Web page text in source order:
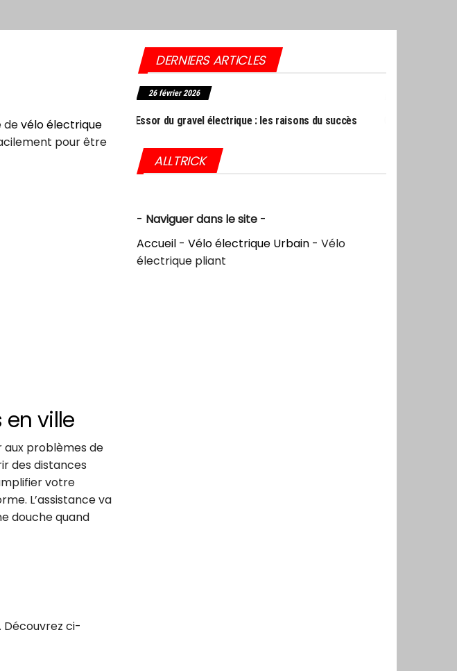
devélo électrique
pour être
ville
aux problèmes de
des distances
votre
L’assistance va
douche quand
ci-
DERNIERS ARTICLES
27 septembre 2025
Choc dans l’industrie du vélo : Giant frappé par une
Essor du gravel électrique : les raisons du succès
ALLTRICK
- Naviguer dans le site -
Accueil - Vélo électrique Urbain - Vélo
électrique pliant